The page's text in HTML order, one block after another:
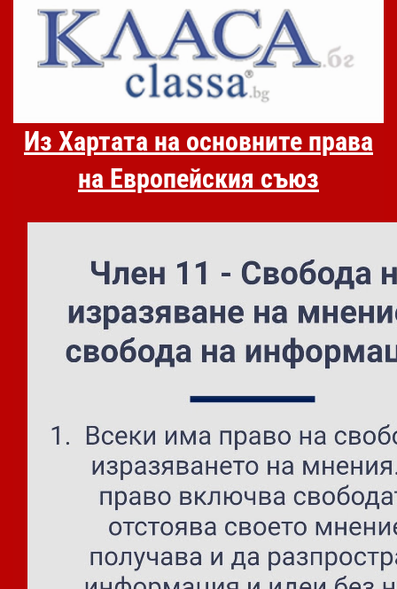
Из Хартата на основните права
на Европейския съюз